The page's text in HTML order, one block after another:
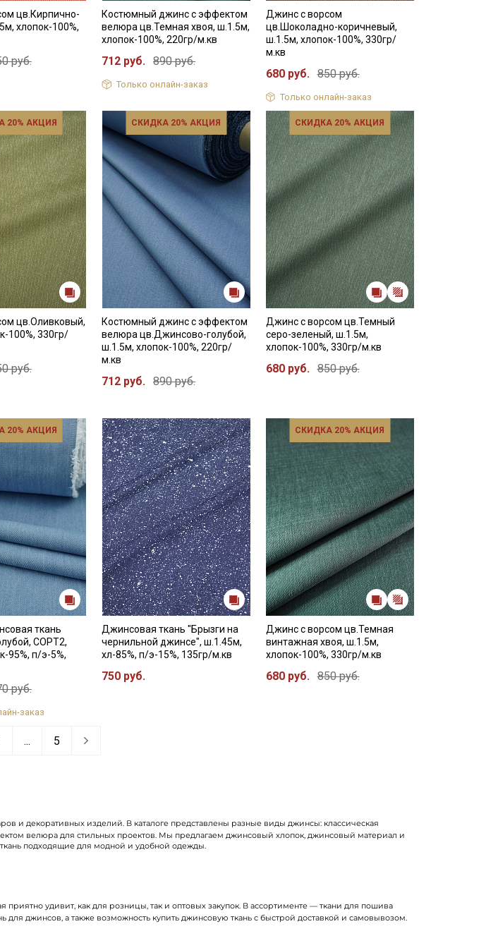
цв.Кирпично-
хлопок-100%,
руб.
Костюмный джинс с эффектом
велюра цв.Темная хвоя, ш.1.5м,
хлопок-100%, 220гр/м.кв
712 руб. 890 руб.
Только онлайн-заказ
Джинс с ворсом
цв.Шоколадно-коричневый,
ш.1.5м, хлопок-100%, 330гр/
м.кв
680 руб. 850 руб.
Только онлайн-заказ
20% АКЦИЯ
цв.Оливковый,
100%, 330гр/
руб.
СКИДКА 20% АКЦИЯ
Костюмный джинс с эффектом
велюра цв.Джинсово-голубой,
ш.1.5м, хлопок-100%, 220гр/
м.кв
712 руб. 890 руб.
СКИДКА 20% АКЦИЯ
Джинс с ворсом цв.Темный
серо-зеленый, ш.1.5м,
хлопок-100%, 330гр/м.кв
680 руб. 850 руб.
20% АКЦИЯ
ткань
СОРТ2,
95%, п/э-5%,
руб.
заказ
Джинсовая ткань "Брызги на
чернильной джинсе", ш.1.45м,
хл-85%, п/э-15%, 135гр/м.кв
750 руб.
СКИДКА 20% АКЦИЯ
Джинс с ворсом цв.Темная
винтажная хвоя, ш.1.5м,
хлопок-100%, 330гр/м.кв
680 руб. 850 руб.
... 5
и декоративных изделий. В каталоге представлены разные виды джинсы: классическая
велюра для стильных проектов. Мы предлагаем джинсовый хлопок, джинсовый материал и
подходящие для модной и удобной одежды.
удивит, как для розницы, так и оптовых закупок. В ассортименте — ткани для пошива
джинсов, а также возможность купить джинсовую ткань с быстрой доставкой и самовывозом.